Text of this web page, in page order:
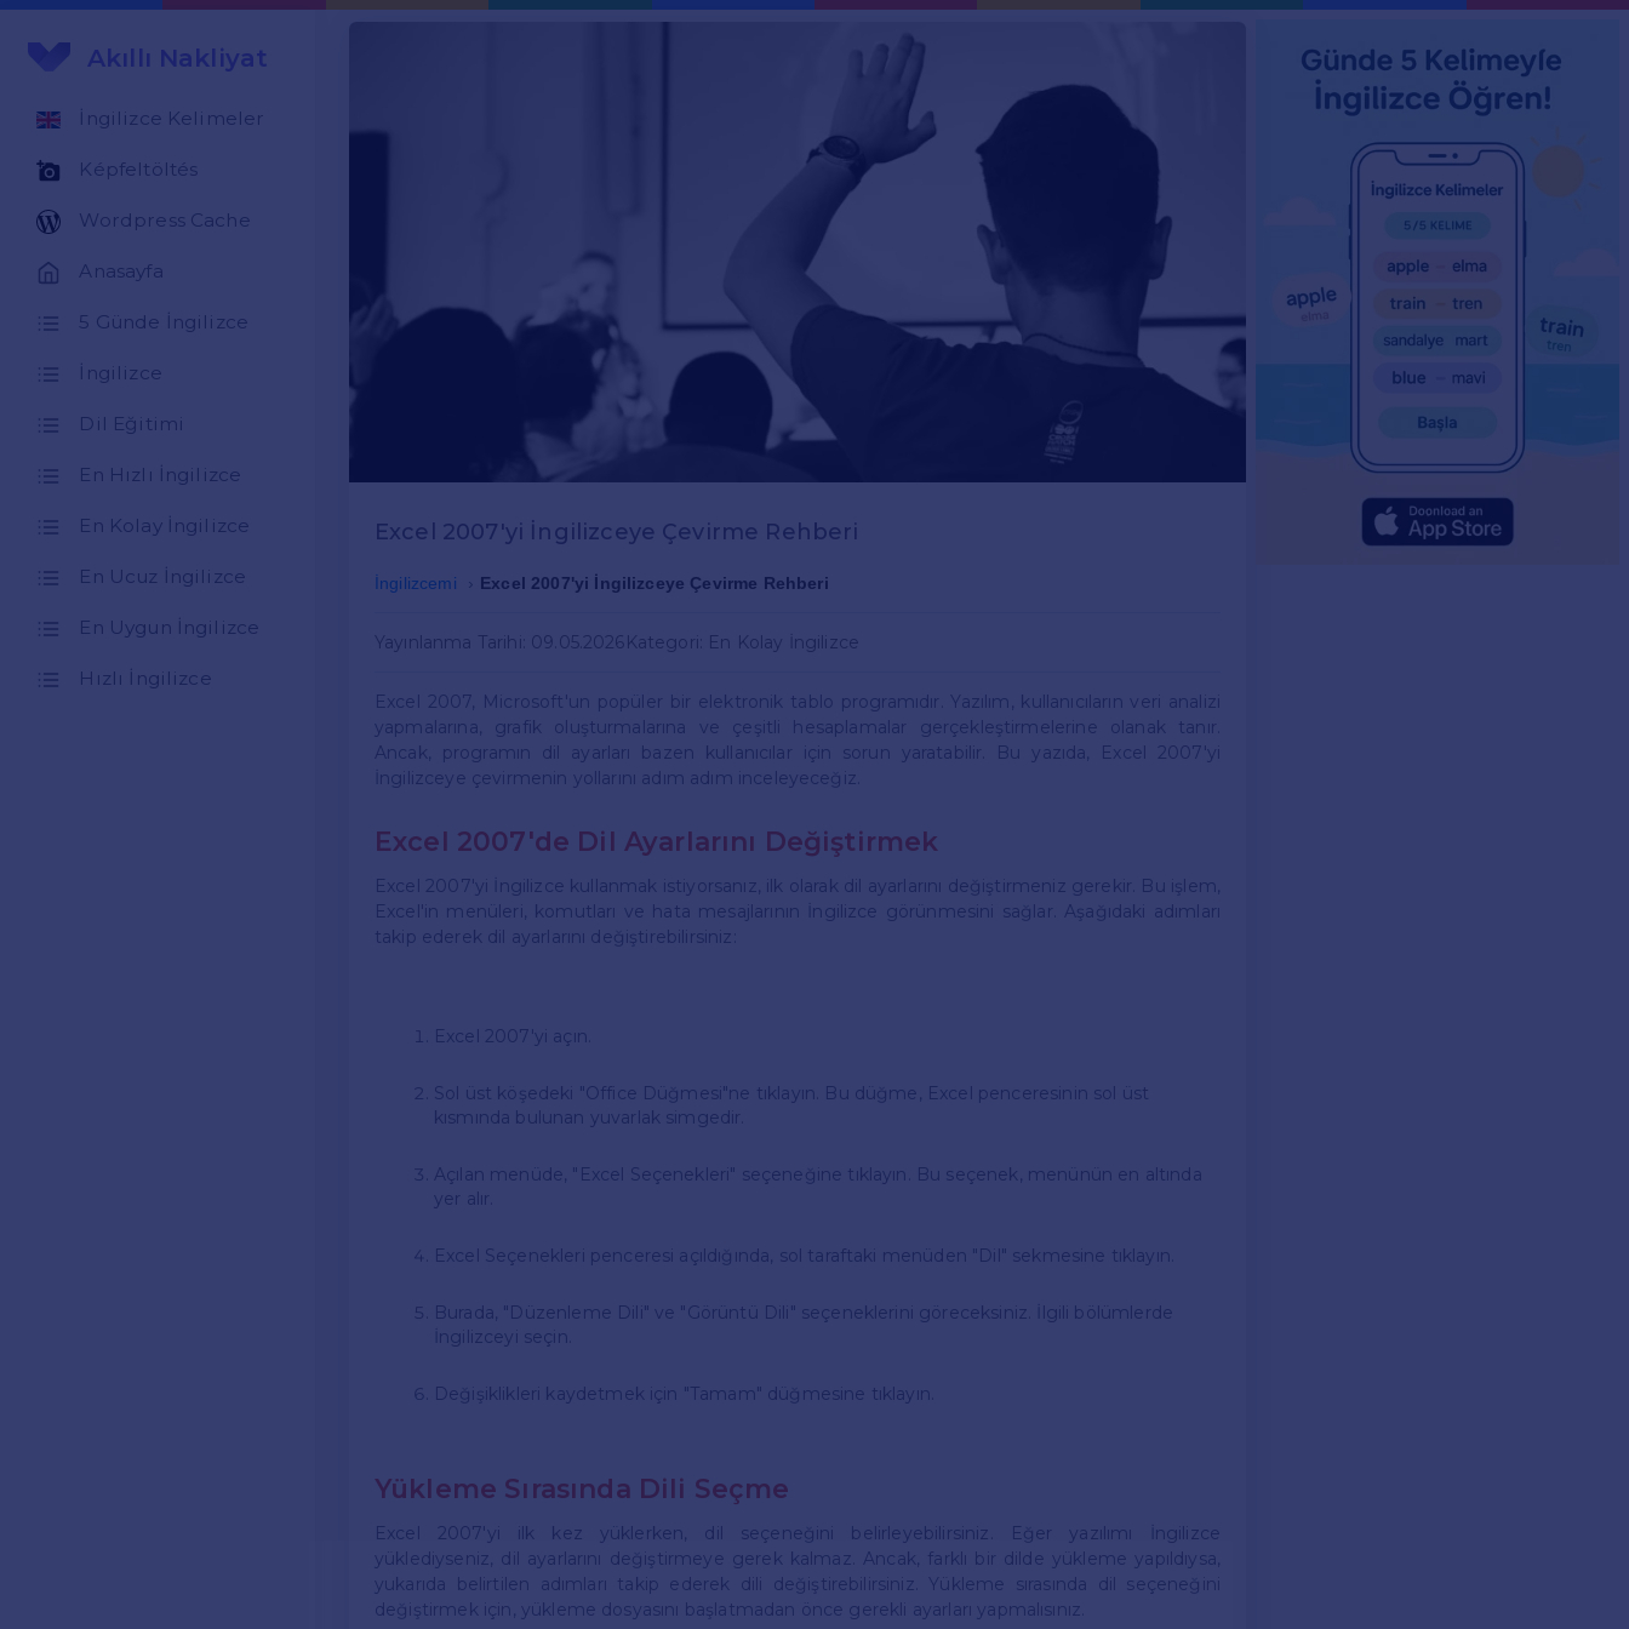
Akıllı Nakliyat
İngilizce Kelimeler
Képfeltöltés
Wordpress Cache
Anasayfa
5 Günde İngilizce
İngilizce
Dil Eğitimi
En Hızlı İngilizce
En Kolay İngilizce
En Ucuz İngilizce
En Uygun İngilizce
Hızlı İngilizce
Excel 2007'yi İngilizceye Çevirme Rehberi
İngilizcemi Excel 2007'yi İngilizceye Çevirme Rehberi
Yayınlanma Tarihi: 09.05.2026 Kategori: En Kolay İngilizce
Excel 2007, Microsoft'un popüler bir elektronik tablo programıdır. Yazılım, kullanıcıların veri analizi
yapmalarına, grafik oluşturmalarına ve çeşitli hesaplamalar gerçekleştirmelerine olanak tanır.
Ancak, programın dil ayarları bazen kullanıcılar için sorun yaratabilir. Bu yazıda, Excel 2007'yi
İngilizceye çevirmenin yollarını adım adım inceleyeceğiz.
Excel 2007'de Dil Ayarlarını Değiştirmek
Excel 2007'yi İngilizce kullanmak istiyorsanız, ilk olarak dil ayarlarını değiştirmeniz gerekir. Bu işlem,
Excel'in menüleri, komutları ve hata mesajlarının İngilizce görünmesini sağlar. Aşağıdaki adımları
takip ederek dil ayarlarını değiştirebilirsiniz:
Excel 2007'yi açın.
Sol üst köşedeki "Office Düğmesi"ne tıklayın. Bu düğme, Excel penceresinin sol üst
kısmında bulunan yuvarlak simgedir.
Açılan menüde, "Excel Seçenekleri" seçeneğine tıklayın. Bu seçenek, menünün en altında
yer alır.
Excel Seçenekleri penceresi açıldığında, sol taraftaki menüden "Dil" sekmesine tıklayın.
Burada, "Düzenleme Dili" ve "Görüntü Dili" seçeneklerini göreceksiniz. İlgili bölümlerde
İngilizceyi seçin.
Değişiklikleri kaydetmek için "Tamam" düğmesine tıklayın.
Yükleme Sırasında Dili Seçme
Excel 2007'yi ilk kez yüklerken, dil seçeneğini belirleyebilirsiniz. Eğer yazılımı İngilizce
yüklediyseniz, dil ayarlarını değiştirmeye gerek kalmaz. Ancak, farklı bir dilde yükleme yapıldıysa,
yukarıda belirtilen adımları takip ederek dili değiştirebilirsiniz. Yükleme sırasında dil seçeneğini
değiştirmek için, yükleme dosyasını başlatmadan önce gerekli ayarları yapmalısınız.